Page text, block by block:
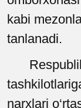
kabi
tanlanadi.
narxlari